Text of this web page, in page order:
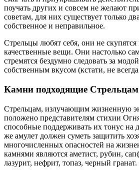
поучать других и совсем не желают
советам, для них существует только
собственное и неправильное.
Стрельцы любят себя, они не скупятся
качественные вещи. Они настолько
стремятся бездумно следовать за
собственным вкусом (кстати, не
Камни подходящие Стрельцам
Стрельцам, излучающим жизненную
положено представителям стихии
способные поддерживать их тонус на
же амулет должен суметь защитить
многочисленных опасностей на
камнями являются аметист, рубин,
лазурит, нефрит, топаз, черный гранат.